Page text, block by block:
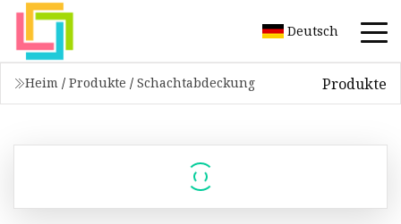
Deutsch
Heim / Produkte / Schachtabdeckung Produkte